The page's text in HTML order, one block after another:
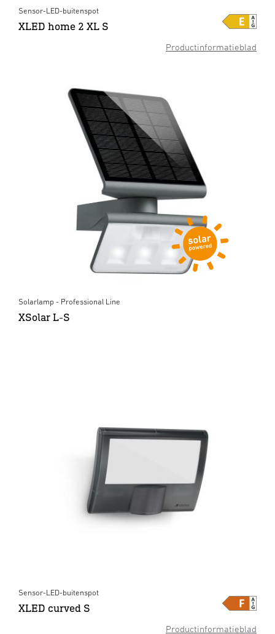
Productinformatieblad
Sensor-LED-buitenspot
XLED home 2 XL S
Solarlamp - Professional Line
XSolar L-S
Productinformatieblad
Sensor-LED-buitenspot
XLED curved S